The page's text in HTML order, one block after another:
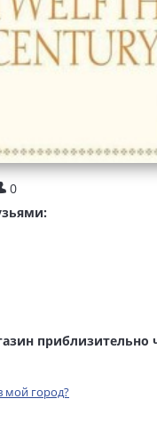
0
приблизительно
мой город?